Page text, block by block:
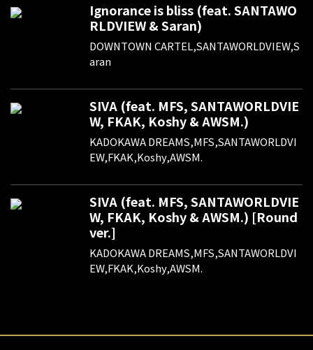
Ignorance is bliss (feat. SANTAWO
RLDVIEW & Saran)
DOWNTOWN CARTEL,SANTAWORLDVIEW,S
aran
SIVA (feat. MFS, SANTAWORLDVIE
W, FKAK, Koshy & AWSM.)
KADOKAWA DREAMS,MFS,SANTAWORLDVI
EW,FKAK,Koshy,AWSM.
SIVA (feat. MFS, SANTAWORLDVIE
W, FKAK, Koshy & AWSM.) [Round
ver.]
KADOKAWA DREAMS,MFS,SANTAWORLDVI
EW,FKAK,Koshy,AWSM.